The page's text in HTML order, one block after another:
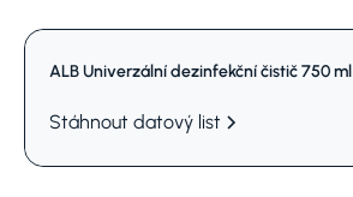
ALB Univerzální dezinfekční čistič 750 ml
Stáhnout datový list